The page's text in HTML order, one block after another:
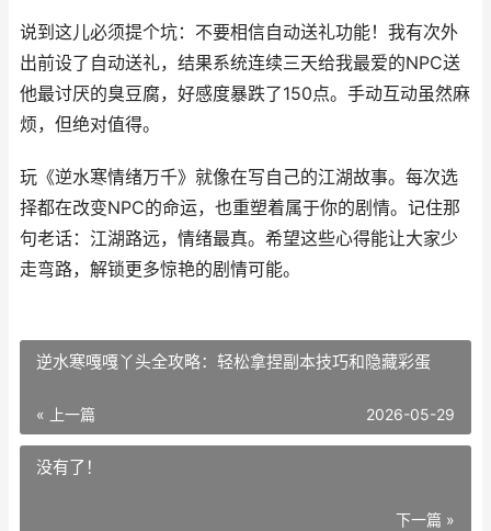
说到这儿必须提个坑：不要相信自动送礼功能！我有次外
出前设了自动送礼，结果系统连续三天给我最爱的NPC送
他最讨厌的臭豆腐，好感度暴跌了150点。手动互动虽然麻
烦，但绝对值得。
玩《逆水寒情绪万千》就像在写自己的江湖故事。每次选
择都在改变NPC的命运，也重塑着属于你的剧情。记住那
句老话：江湖路远，情绪最真。希望这些心得能让大家少
走弯路，解锁更多惊艳的剧情可能。
逆水寒嘎嘎丫头全攻略：轻松拿捏副本技巧和隐藏彩蛋
« 上一篇 2026-05-29
没有了！
下一篇 »